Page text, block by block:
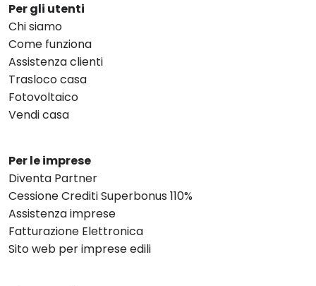
Per gli utenti
Chi siamo
Come funziona
Assistenza clienti
Trasloco casa
Fotovoltaico
Vendi casa
Per le imprese
Diventa Partner
Cessione Crediti Superbonus 110%
Assistenza imprese
Fatturazione Elettronica
Sito web per imprese edili